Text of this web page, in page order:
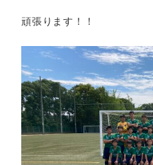
頑張ります！！